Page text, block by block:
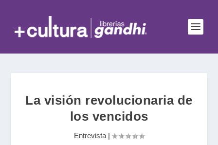
La visión revolucionaria de
los vencidos
Entrevista |